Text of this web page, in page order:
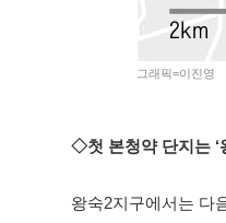
그래픽=이진영
◇첫 본청약 단지는 ‘
왕숙2지구에서는 다